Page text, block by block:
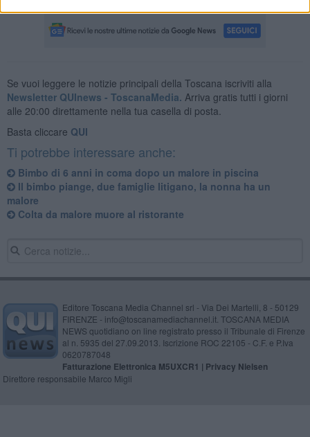
Se vuoi leggere le notizie principali della Toscana iscriviti alla
Newsletter QUInews - ToscanaMedia. Arriva gratis tutti i giorni
alle 20:00 direttamente nella tua casella di posta.
Basta cliccare QUI
Ti potrebbe interessare anche:
Bimbo di 6 anni in coma dopo un malore in piscina
Il bimbo piange, due famiglie litigano, la nonna ha un
malore
Colta da malore muore al ristorante
Editore Toscana Media Channel srl - Via Dei Martelli, 8 - 50129
FIRENZE - info@toscanamediachannel.it. TOSCANA MEDIA
NEWS quotidiano on line registrato presso il Tribunale di Firenze
al n. 5935 del 27.09.2013. Iscrizione ROC 22105 - C.F. e P.Iva
0620787048
Fatturazione Elettronica M5UXCR1 | Privacy Nielsen
Direttore responsabile Marco Migli